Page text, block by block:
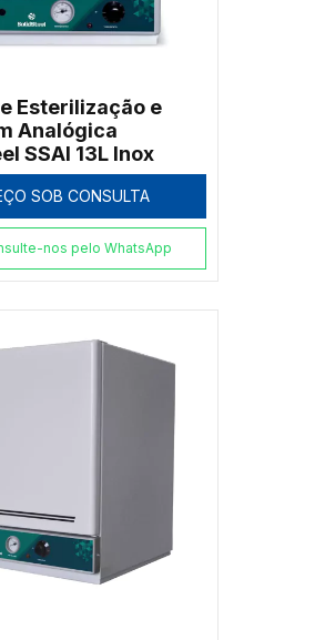
Esterilização e
Analógica
SSAI 13L Inox
SOB CONSULTA
nos pelo WhatsApp